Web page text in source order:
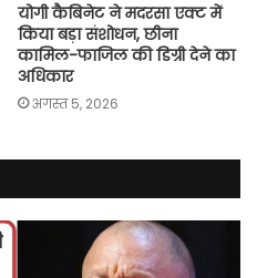
योगी कैबिनेट ने मदरसा एक्ट में
किया बड़ा संशोधन, छीना
कामिल-फाजिल की डिग्री देने का
अधिकार
अगस्त 5, 2026